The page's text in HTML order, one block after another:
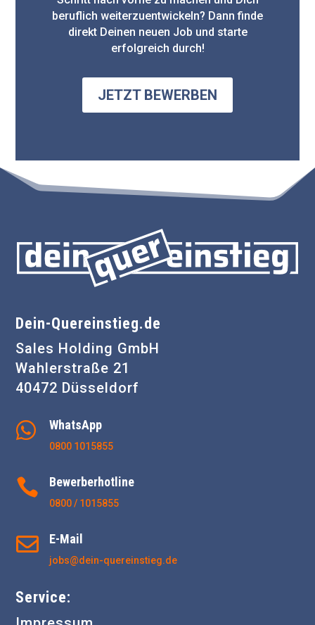
beruflich weiterzuentwickeln? Dann finde
direkt Deinen neuen Job und starte
erfolgreich durch!
JETZT BEWERBEN
Dein-Quereinstieg.de
Sales Holding GmbH
Wahlerstraße 21
40472 Düsseldorf
 WhatsApp
0800 1015855
 Bewerberhotline
0800 / 1015855
 E-Mail
jobs@dein-quereinstieg.de
Service: